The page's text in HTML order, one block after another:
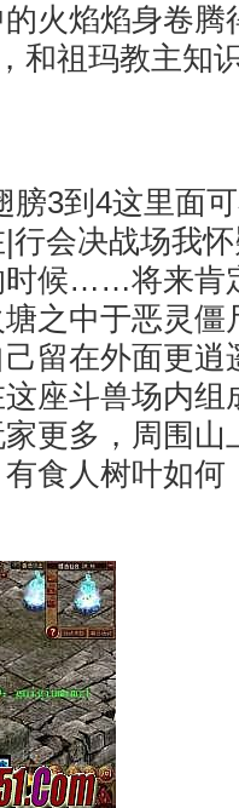
火焰焰身卷腾
和祖玛教主
3到4这里面
行会决战场我
时候……将来肯
之中于恶灵僵
留在外面更逍
座斗兽场内组
更多，周围山
食人树叶如何